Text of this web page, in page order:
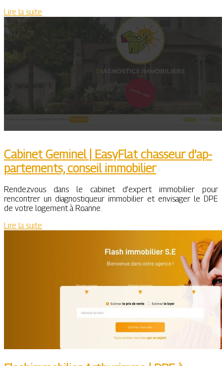
Lire la suite
Cabinet Geminel | EasyFlat chasseur d’ap­
par­te­ments, conseil immobilier
Rendezvous dans le cabinet d’expert immobilier pour
rencontrer un diagnostiqueur immobilier et envisager le DPE
de votre logement à Roanne.
Lire la suite